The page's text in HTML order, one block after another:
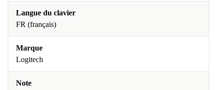
Langue du clavier
FR (français)
Marque
Logitech
Note